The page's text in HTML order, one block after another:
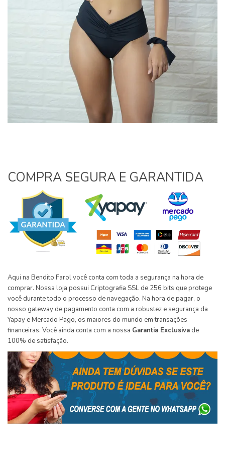
COMPRA SEGURA E GARANTIDA
Aqui na Bendito Farol você conta com toda a segurança na hora de
comprar. Nossa loja possui Criptografia SSL de 256 bits que protege
você durante todo o processo de navegação. Na hora de pagar, o
nosso gateway de pagamento conta com a robustez e segurança da
Yapay e Mercado Pago, os maiores do mundo em transações
financeiras. Você ainda conta com a nossa Garantia Exclusiva de
100% de satisfação.